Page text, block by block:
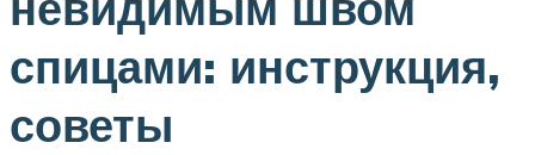
спицами: инструкция,
советы